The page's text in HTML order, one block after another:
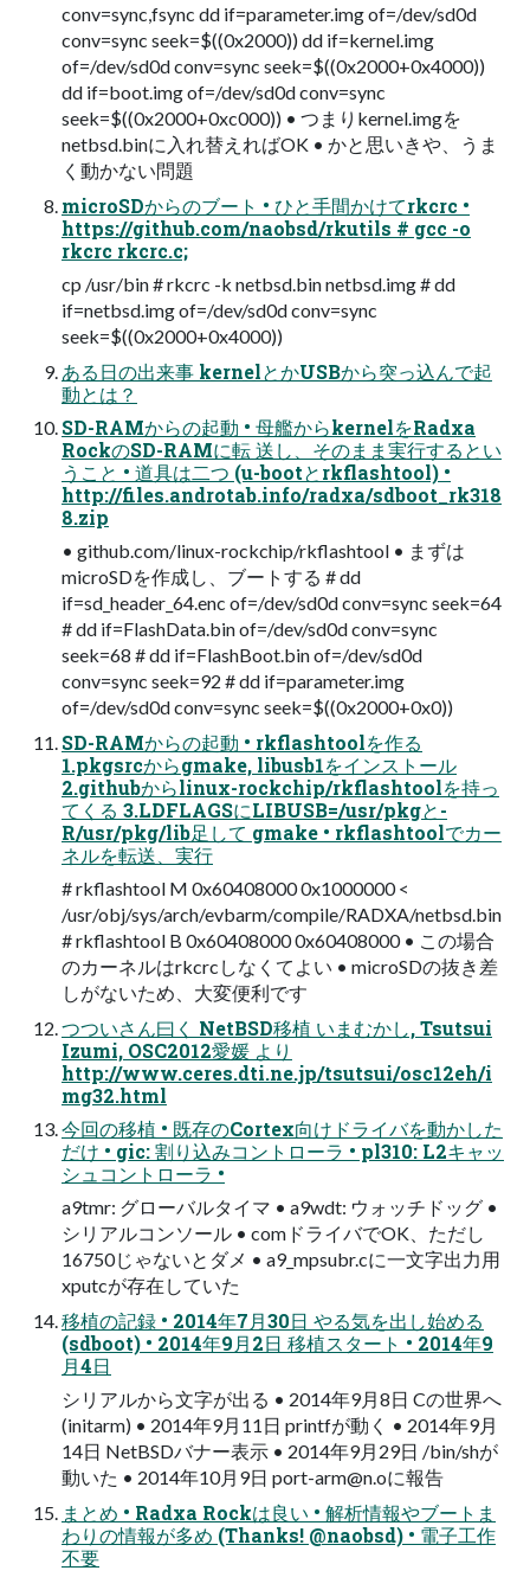
conv=sync,fsync dd if=parameter.img of=/dev/sd0d
conv=sync seek=$((0x2000)) dd if=kernel.img
of=/dev/sd0d conv=sync seek=$((0x2000+0x4000))
dd if=boot.img of=/dev/sd0d conv=sync
seek=$((0x2000+0xc000)) • つまりkernel.imgを
netbsd.binに入れ替えればOK • かと思いきや、うま
く動かない問題
microSDからのブート • ひと手間かけてrkcrc •
https://github.com/naobsd/rkutils # gcc -o
rkcrc rkcrc.c;
cp /usr/bin # rkcrc -k netbsd.bin netbsd.img # dd
if=netbsd.img of=/dev/sd0d conv=sync
seek=$((0x2000+0x4000))
ある日の出来事 kernelとかUSBから突っ込んで起
動とは？
SD-RAMからの起動 • 母艦からkernelをRadxa
RockのSD-RAMに転 送し、そのまま実行するとい
うこと • 道具は二つ (u-bootとrkflashtool) •
http://files.androtab.info/radxa/sdboot_rk318
8.zip
• github.com/linux-rockchip/rkflashtool • まずは
microSDを作成し、ブートする # dd
if=sd_header_64.enc of=/dev/sd0d conv=sync seek=64
# dd if=FlashData.bin of=/dev/sd0d conv=sync
seek=68 # dd if=FlashBoot.bin of=/dev/sd0d
conv=sync seek=92 # dd if=parameter.img
of=/dev/sd0d conv=sync seek=$((0x2000+0x0))
SD-RAMからの起動 • rkflashtoolを作る
1.pkgsrcからgmake, libusb1をインストール
2.githubからlinux-rockchip/rkflashtoolを持っ
てくる 3.LDFLAGSにLIBUSB=/usr/pkgと-
R/usr/pkg/lib足して gmake • rkflashtoolでカー
ネルを転送、実行
# rkflashtool M 0x60408000 0x1000000 <
/usr/obj/sys/arch/evbarm/compile/RADXA/netbsd.bin
# rkflashtool B 0x60408000 0x60408000 • この場合
のカーネルはrkcrcしなくてよい • microSDの抜き差
しがないため、大変便利です
つついさん曰く NetBSD移植 いまむかし, Tsutsui
Izumi, OSC2012愛媛 より
http://www.ceres.dti.ne.jp/tsutsui/osc12eh/i
mg32.html
今回の移植 • 既存のCortex向けドライバを動かした
だけ • gic: 割り込みコントローラ • pl310: L2キャッ
シュコントローラ •
a9tmr: グローバルタイマ • a9wdt: ウォッチドッグ •
シリアルコンソール • comドライバでOK、ただし
16750じゃないとダメ • a9_mpsubr.cに一文字出力用
xputcが存在していた
移植の記録 • 2014年7月30日 やる気を出し始める
(sdboot) • 2014年9月2日 移植スタート • 2014年9
月4日
シリアルから文字が出る • 2014年9月8日 Cの世界へ
(initarm) • 2014年9月11日 printfが動く • 2014年9月
14日 NetBSDバナー表示 • 2014年9月29日 /bin/shが
動いた • 2014年10月9日 port-arm@n.oに報告
まとめ • Radxa Rockは良い • 解析情報やブートま
わりの情報が多め (Thanks! @naobsd) • 電子工作
不要